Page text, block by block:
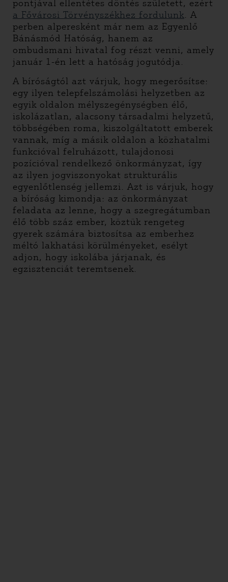
pontjával ellentétes döntés született, ezért
a Fővárosi Törvényszékhez fordulunk. A
perben alperesként már nem az Egyenlő
Bánásmód Hatóság, hanem az
ombudsmani hivatal fog részt venni, amely
január 1-én lett a hatóság jogutódja.
A bíróságtól azt várjuk, hogy megerősítse:
egy ilyen telepfelszámolási helyzetben az
egyik oldalon mélyszegénységben élő,
iskolázatlan, alacsony társadalmi helyzetű,
többségében roma, kiszolgáltatott emberek
vannak, míg a másik oldalon a közhatalmi
funkcióval felruházott, tulajdonosi
pozícióval rendelkező önkormányzat, így
az ilyen jogviszonyokat strukturális
egyenlőtlenség jellemzi. Azt is várjuk, hogy
a bíróság kimondja: az önkormányzat
feladata az lenne, hogy a szegregátumban
élő több száz ember, köztük rengeteg
gyerek számára biztosítsa az emberhez
méltó lakhatási körülményeket, esélyt
adjon, hogy iskolába járjanak, és
egzisztenciát teremtsenek.